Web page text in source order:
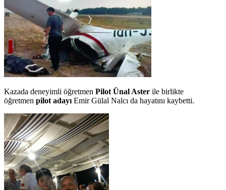
Kazada deneyimli öğretmen Pilot Ünal Aster ile birlikte
öğretmen pilot adayıEmir Gülal Nalcı da hayatını kaybetti.